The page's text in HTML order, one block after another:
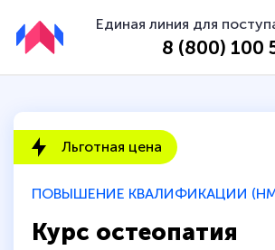
Единая линия для
8 (800) 100
ПОВЫШЕНИЕ КВАЛИФИКАЦИИ
Курс остеопатия
Льготная цена